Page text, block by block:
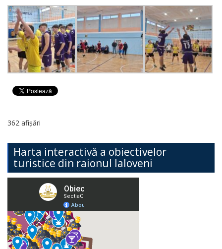
362 afișări
Harta interactivă a obiectivelor
turistice din raionul Ialoveni